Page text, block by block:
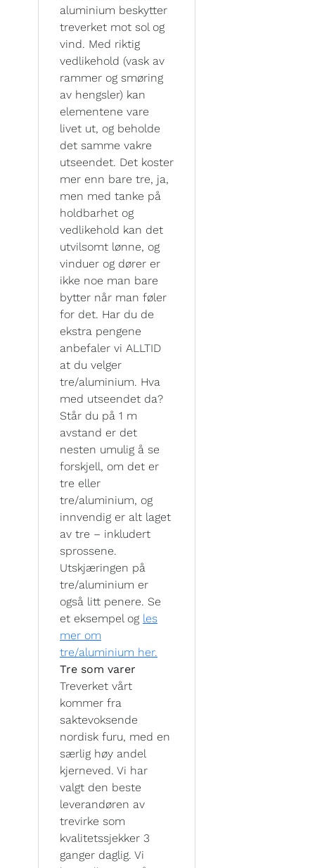
aluminium beskytter
treverket mot sol og
vind. Med riktig
vedlikehold (vask av
rammer og smøring
av hengsler) kan
elementene vare
livet ut, og beholde
det samme vakre
utseendet. Det koster
mer enn bare tre, ja,
men med tanke på
holdbarhet og
vedlikehold kan det
utvilsomt lønne, og
vinduer og dører er
ikke noe man bare
bytter når man føler
for det. Har du de
ekstra pengene
anbefaler vi ALLTID
at du velger
tre/aluminium. Hva
med utseendet da?
Står du på 1 m
avstand er det
nesten umulig å se
forskjell, om det er
tre eller
tre/aluminium, og
innvendig er alt laget
av tre – inkludert
sprossene.
Utskjæringen på
tre/aluminium er
også litt penere. Se
et eksempel og les
mer om
tre/aluminium her.
Tre som varer
Treverket vårt
kommer fra
saktevoksende
nordisk furu, med en
særlig høy andel
kjerneved. Vi har
valgt den beste
leverandøren av
trevirke som
kvalitetssjekker 3
ganger daglig. Vi